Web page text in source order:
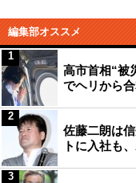
編集部オススメ
高市首相“被
でヘリから
1
佐藤二朗は
トに入社も
2
3